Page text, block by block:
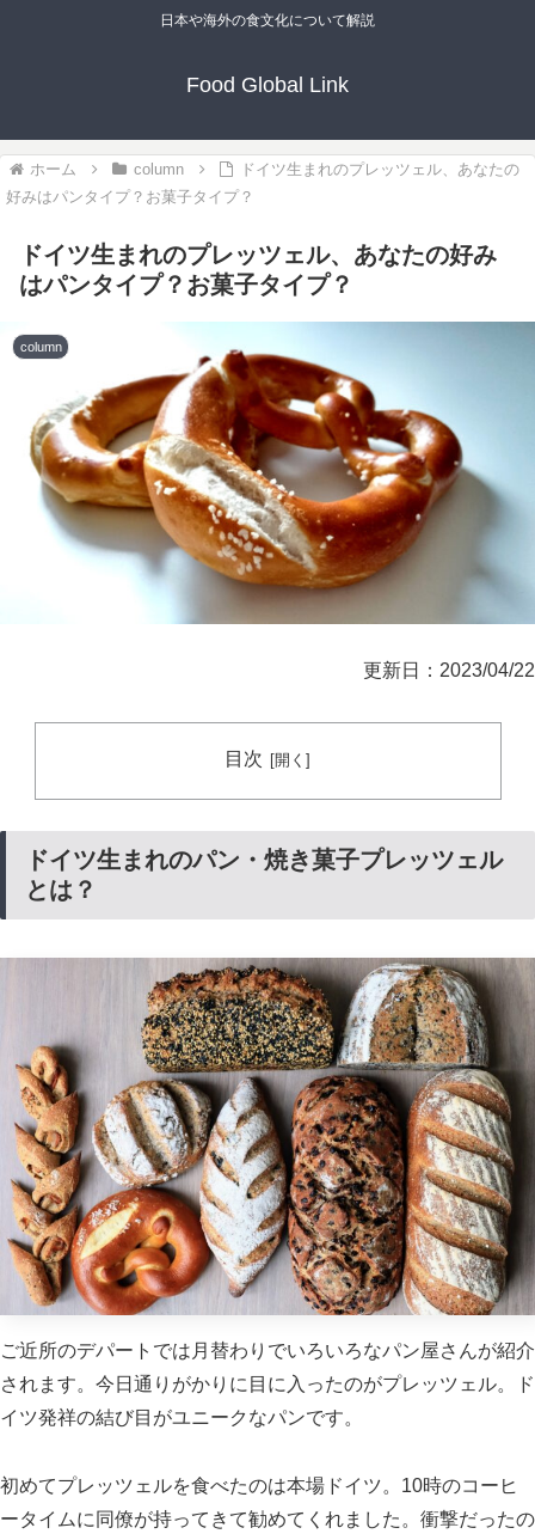
日本や海外の食文化について解説
Food Global Link
ホーム column
ドイツ生まれのプレッツェル、あなたの
好みはパンタイプ？お菓子タイプ？
ドイツ生まれのプレッツェル、あなたの好み
はパンタイプ？お菓子タイプ？
column
更新日：2023/04/22
目次
ドイツ生まれのパン・焼き菓子プレッツェル
とは？
ご近所のデパートでは月替わりでいろいろなパン屋さんが紹介
されます。今日通りがかりに目に入ったのがプレッツェル。ド
イツ発祥の結び目がユニークなパンです。
初めてプレッツェルを食べたのは本場ドイツ。10時のコーヒ
ータイムに同僚が持ってきて勧めてくれました。衝撃だったの